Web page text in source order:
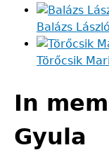
Balázs
Törőcsik
In
Gyula